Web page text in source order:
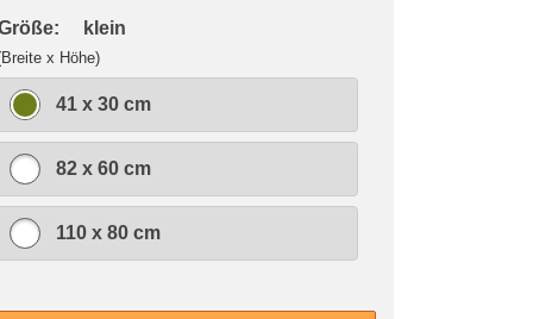
klein
x Höhe)
41 x 30 cm
82 x 60 cm
110 x 80 cm